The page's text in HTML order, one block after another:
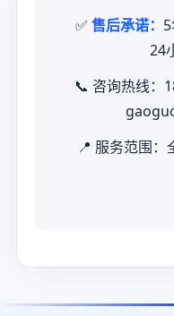
✅ 售后承诺：
24
📞 咨询热线：
📍 服务范围